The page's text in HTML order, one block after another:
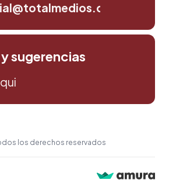
sugerencias
los derechos reservados